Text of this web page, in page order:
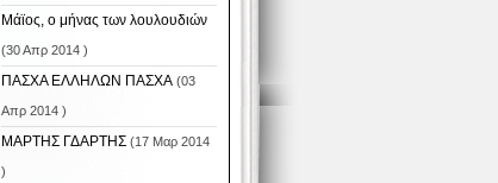
Μάϊος, ο μήνας των λουλουδιών
(30 Απρ 2014 )
ΠΑΣΧΑ ΕΛΛΗΛΩΝ ΠΑΣΧΑ(03
Απρ 2014 )
ΜΑΡΤΗΣ ΓΔΑΡΤΗΣ(17 Μαρ 2014
)